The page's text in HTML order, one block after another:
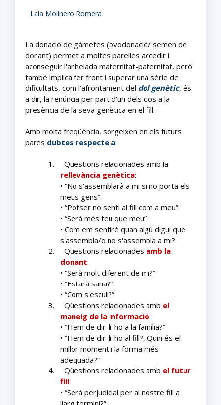
Laia Molinero Romera
La donació de gàmetes (ovodonació/ semen de
donant) permet a moltes parelles accedir i
aconseguir l'anhelada maternitat-paternitat, però
també implica fer front i superar una sèrie de
dificultats, com l’afrontament del dol genètic, és
a dir, la renúncia per part d'un dels dos a la
presència de la seva genètica en el fill.
Amb molta freqüència, sorgeixen en els futurs
pares dubtes respecte a:
1.
Qüestions relacionades amb la
rellevància genètica:
• “No s'assemblarà a mi si no porta els
meus gens”.
• “Potser no senti al fill com a meu”.
• “Serà més teu que meu”.
• Com em sentiré quan algú digui que
s'assembla/o no s'assembla a mi?
2.
Qüestions relacionades amb la
donant:
• “Serà molt diferent de mi?”
• “Estarà sana?”
• “Com s'escull?”
3.
Qüestions relacionades amb el
maneig de la informació:
• “Hem de dir-li-ho a la família?”
• “Hem de dir-li-ho al fill?, Quin és el
millor moment i la forma més
adequada?”
4.
Qüestions relacionades amb el futur
fill:
• “Serà perjudicial per al nostre fill a
llarg termini?”